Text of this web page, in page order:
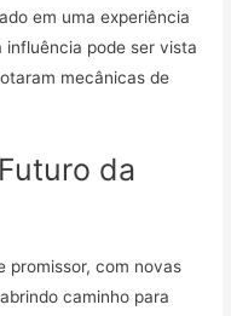
em uma experiência
influência pode ser vista
mecânicas de
da
promissor, com novas
caminho para